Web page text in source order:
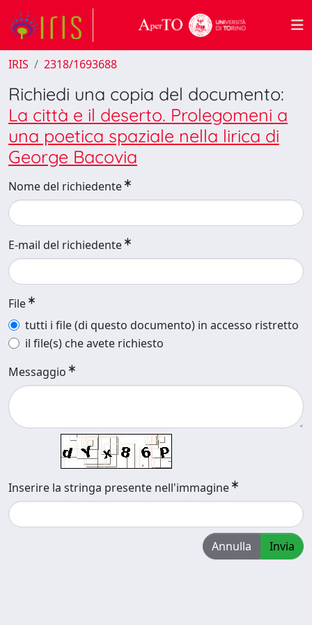
IRIS 2318/1693688
Richiedi una copia del documento:
La città e il deserto. Prolegomeni a
una poetica spaziale nella lirica di
George Bacovia
Nome del richiedente
E-mail del richiedente
File
tutti i file (di questo documento) in accesso ristretto
il file(s) che avete richiesto
Messaggio
Inserire la stringa presente nell'immagine
Annulla Invia